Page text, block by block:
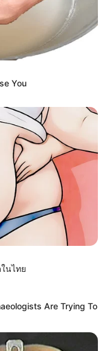
เฉี่ยวคนนี้ เก้า สุ
ฮอร์โมนวัยว้าวุ่น ถึง
ย่างไม่ขาดสาย
า มีรัศมีที่งดงาม
ตาร์กำลังเปล่ง
เตย อาร์สยาม
งไหลมาเทมา จน
ยๆ เรียกได้ว่าเป็นผู้
รับชื่อจริงของเธอ
ก กับชื่อ สุธีวัน ทวี
รนำเอาชื่อของพ่อ
อพ่อ + นามสกุล +
พ็ญ รวมแล้วได้เป็น
You
นไทย
Are Trying To